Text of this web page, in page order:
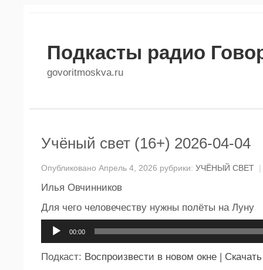
Подкасты радио
govoritmoskva.ru
Учёный свет (16+) 2026-04-04
Опубликовано Апрель 4, 2026 рубрики: УЧЁНЫЙ СВЕТ |
Илья Овчинников
Для чего человечеству нужны полёты на Луну
00:00
Подкаст: Воспроизвести в новом окне | Скачать